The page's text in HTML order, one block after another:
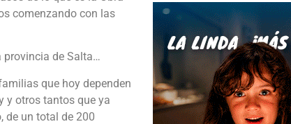
comenzando con las
provincia de Salta…
que hoy dependen
y otros tantos que ya
de un total de 200